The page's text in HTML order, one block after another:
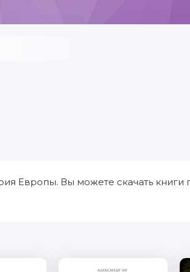
Европы. Вы можете скачать книги